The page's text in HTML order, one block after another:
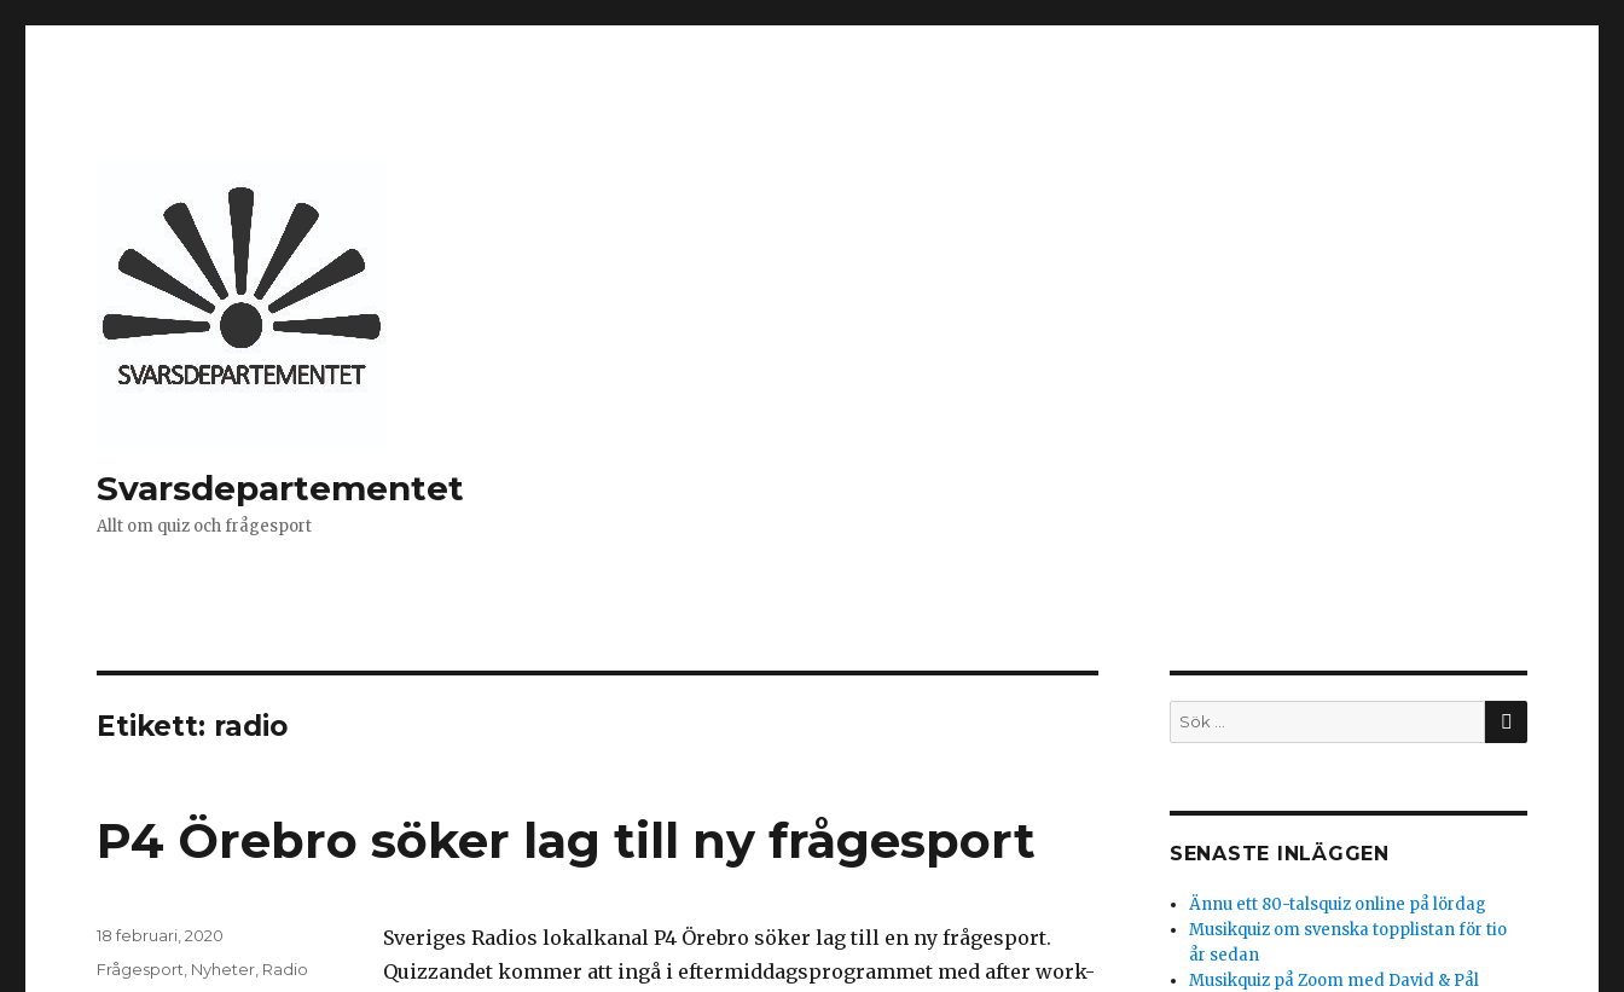
Svarsdepartementet
Allt om quiz och frågesport
Etikett: radio
P4 Örebro söker lag till ny frågesport
Sveriges Radios lokalkanal P4 Örebro söker lag till en ny frågesport.
Quizzandet kommer att ingå i eftermiddagsprogrammet med after work-
Postat
18 februari, 2020
Kategorier
Frågesport Nyheter Radio
Sök
efter:
SÖK
SENASTE INLÄGGEN
Ännu ett 80-talsquiz online på lördag
Musikquiz om svenska topplistan för tio
år sedan
Musikquiz på Zoom med David & Pål